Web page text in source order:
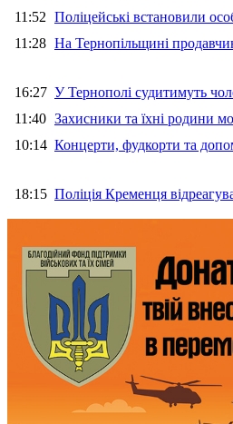
11:52 Поліцейські встановили
11:28 На Тернопільщині
16:27 У Тернополі судитимуть
11:40 Захисники та їхні родини
10:14 Концерти, фудкорти та
18:15 Поліція Кременця